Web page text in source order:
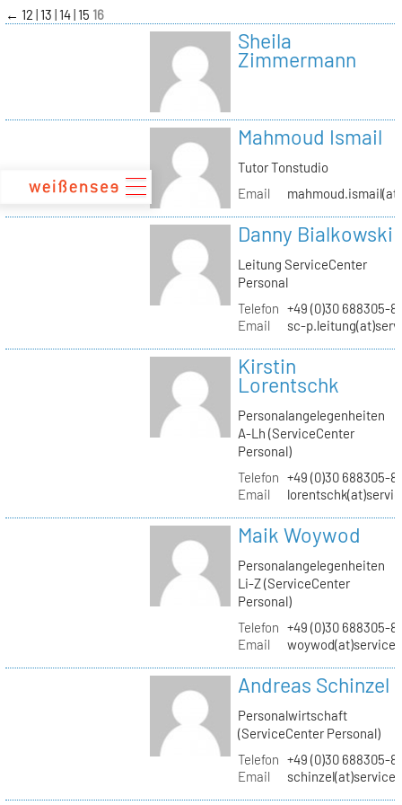
zum
Inhalt
← 12 13 14 15 16
Sheila
Zimmermann
Mahmoud Ismail
Tutor Tonstudio
Email
Danny Bialkowski
Leitung ServiceCenter
Personal
Telefon +49 (0)30 688305-
Email
sc-
Kirstin
Lorentschk
Personalangelegenheiten
A-Lh (ServiceCenter
Personal)
Telefon +49 (0)30 688305-
Email
Maik Woywod
Personalangelegenheiten
Li-Z (ServiceCenter
Personal)
Telefon +49 (0)30 688305-
Email
Andreas Schinzel
Personalwirtschaft
(ServiceCenter Personal)
Telefon +49 (0)30 688305-
Email